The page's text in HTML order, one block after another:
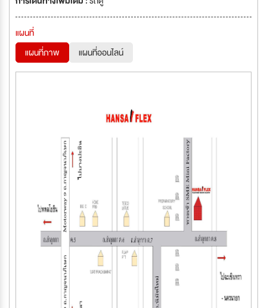
แผนที่
แผนที่ภาพ
แผนที่ออนไลน์